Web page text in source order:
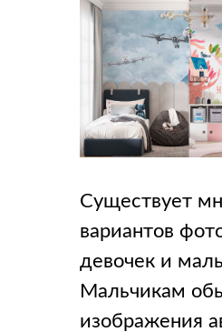
Существует
вариантов
девочек и
Мальчикам
изображения